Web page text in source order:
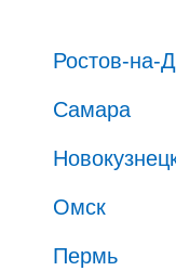
Ростов-на-
Самара
Омск
Пермь